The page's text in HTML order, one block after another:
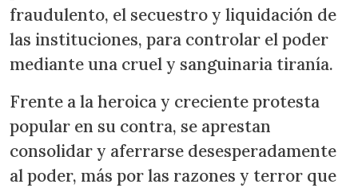
fraudulento, el secuestro y liquidación de
las instituciones, para controlar el poder
mediante una cruel y sanguinaria tiranía.
Frente a la heroica y creciente protesta
popular en su contra, se aprestan
consolidar y aferrarse desesperadamente
al poder, más por las razones y terror que